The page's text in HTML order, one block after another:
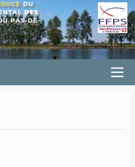
DU
DES
PAS-DE-